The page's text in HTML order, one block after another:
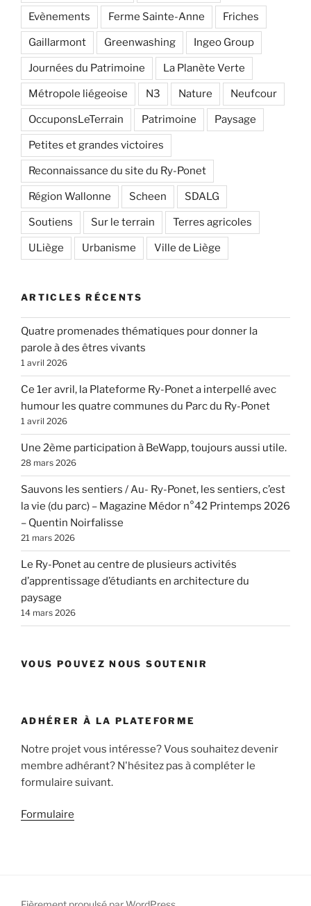
Evènements Ferme Sainte-Anne Friches
Gaillarmont Greenwashing Ingeo Group
Journées du Patrimoine La Planète Verte
Métropole liégeoise N3 Nature Neufcour
OccuponsLeTerrain Patrimoine Paysage
Petites et grandes victoires
Reconnaissance du site du Ry-Ponet
Région Wallonne Scheen SDALG
Soutiens Sur le terrain Terres agricoles
ULiège Urbanisme Ville de Liège
ARTICLES RÉCENTS
Quatre promenades thématiques pour donner la
parole à des êtres vivants
1 avril 2026
Ce 1er avril, la Plateforme Ry-Ponet a interpellé avec
humour les quatre communes du Parc du Ry-Ponet
1 avril 2026
Une 2ème participation à BeWapp, toujours aussi utile.
28 mars 2026
Sauvons les sentiers / Au- Ry-Ponet, les sentiers, c’est
la vie (du parc) – Magazine Médor n°42 Printemps 2026
– Quentin Noirfalisse
21 mars 2026
Le Ry-Ponet au centre de plusieurs activités
d’apprentissage d’étudiants en architecture du
paysage
14 mars 2026
VOUS POUVEZ NOUS SOUTENIR
ADHÉRER À LA PLATEFORME
Notre projet vous intéresse? Vous souhaitez devenir
membre adhérant? N'hésitez pas à compléter le
formulaire suivant.
Formulaire